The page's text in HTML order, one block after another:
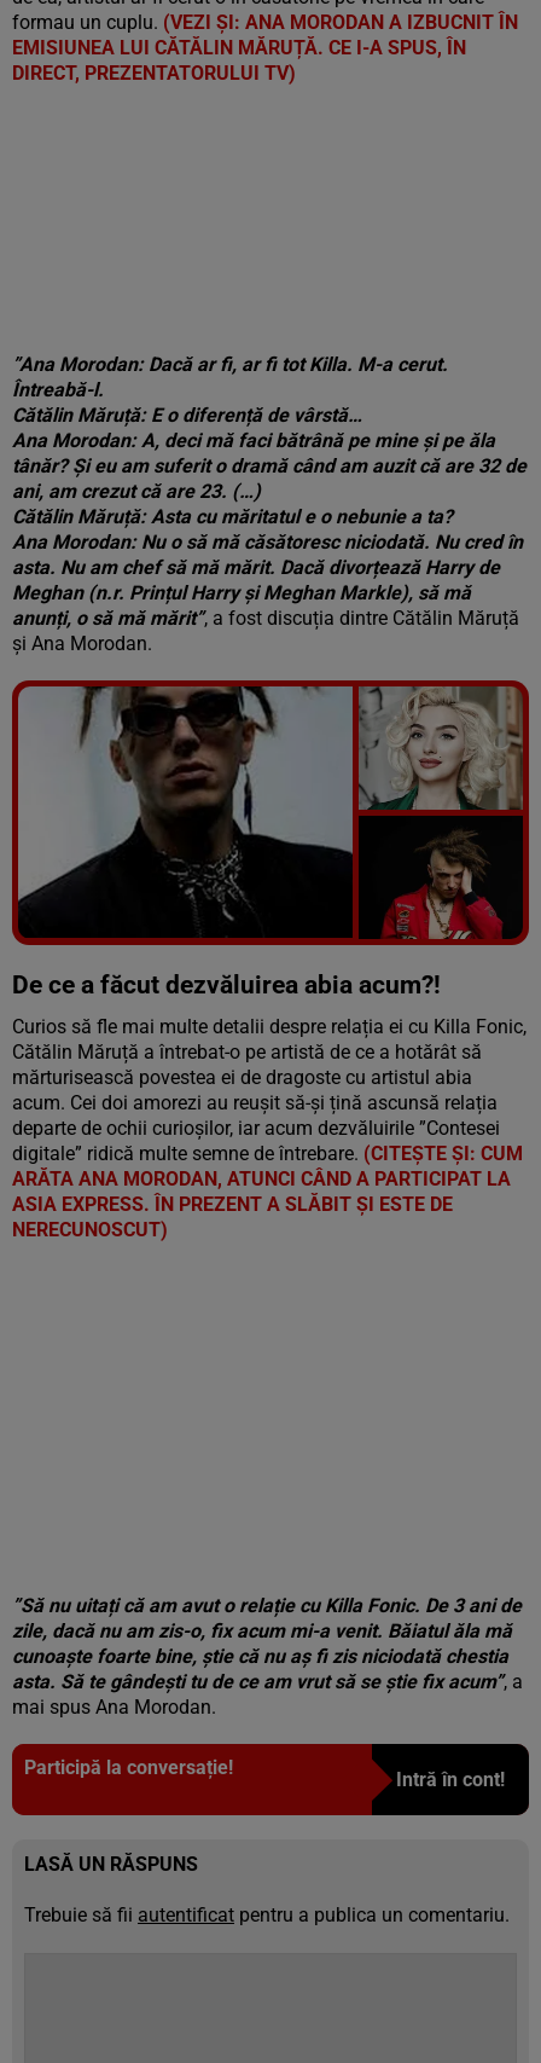
formau un cuplu. (VEZI ȘI: ANA MORODAN A IZBUCNIT ÎN
EMISIUNEA LUI CĂTĂLIN MĂRUȚĂ. CE I-A SPUS, ÎN
DIRECT, PREZENTATORULUI TV)
”Ana Morodan: Dacă ar fi, ar fi tot Killa. M-a cerut.
Întreabă-l.
Cătălin Măruță: E o diferență de vârstă…
Ana Morodan: A, deci mă faci bătrână pe mine și pe ăla
tânăr? Și eu am suferit o dramă când am auzit că are 32 de
ani, am crezut că are 23. (…)
Cătălin Măruță: Asta cu măritatul e o nebunie a ta?
Ana Morodan: Nu o să mă căsătoresc niciodată. Nu cred în
asta. Nu am chef să mă mărit. Dacă divorțează Harry de
Meghan (n.r. Prințul Harry și Meghan Markle), să mă
anunți, o să mă mărit”, a fost discuția dintre Cătălin Măruță
și Ana Morodan.
Vezi galeria foto
7 poze
De ce a făcut dezvăluirea abia acum?!
Curios să fle mai multe detalii despre relația ei cu Killa Fonic,
Cătălin Măruță a întrebat-o pe artistă de ce a hotărât să
mărturisească povestea ei de dragoste cu artistul abia
acum. Cei doi amorezi au reușit să-și țină ascunsă relația
departe de ochii curioșilor, iar acum dezvăluirile ”Contesei
digitale” ridică multe semne de întrebare. (CITEȘTE ȘI: CUM
ARĂTA ANA MORODAN, ATUNCI CÂND A PARTICIPAT LA
ASIA EXPRESS. ÎN PREZENT A SLĂBIT ȘI ESTE DE
NERECUNOSCUT)
”Să nu uitați că am avut o relație cu Killa Fonic. De 3 ani de
zile, dacă nu am zis-o, fix acum mi-a venit. Băiatul ăla mă
cunoaște foarte bine, știe că nu aș fi zis niciodată chestia
asta. Să te gândești tu de ce am vrut să se știe fix acum”, a
mai spus Ana Morodan.
Participă la conversație!
Intră în cont!
LASĂ UN RĂSPUNS
Trebuie să fii autentificat pentru a publica un comentariu.